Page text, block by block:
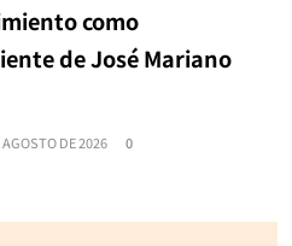
como
de José Mariano
AGOSTO DE 2026 0